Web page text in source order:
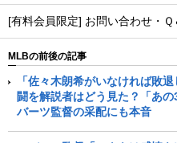
[有料会員限定] お問い合わせ・Ｑ
MLBの前後の記事
「佐々木朗希がいなければ敗
闘を解説者はどう見た？「あ
バーツ監督の采配にも本音